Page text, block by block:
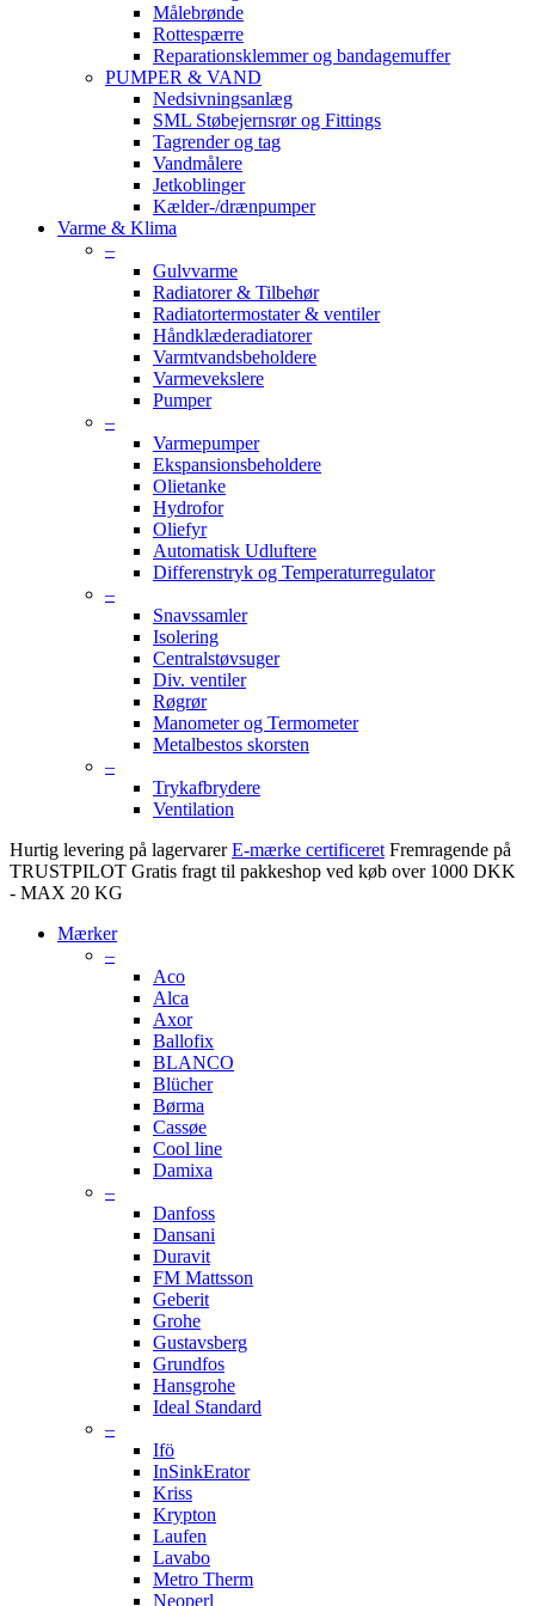
Målebrønde
Rottespærre
Reparationsklemmer og bandagemuffer
PUMPER & VAND
Nedsivningsanlæg
SML Støbejernsrør og Fittings
Tagrender og tag
Vandmålere
Jetkoblinger
Kælder-/drænpumper
Varme & Klima
–
Gulvvarme
Radiatorer & Tilbehør
Radiatortermostater & ventiler
Håndklæderadiatorer
Varmtvandsbeholdere
Varmevekslere
Pumper
–
Varmepumper
Ekspansionsbeholdere
Olietanke
Hydrofor
Oliefyr
Automatisk Udluftere
Differenstryk og Temperaturregulator
–
Snavssamler
Isolering
Centralstøvsuger
Div. ventiler
Røgrør
Manometer og Termometer
Metalbestos skorsten
–
Trykafbrydere
Ventilation
Hurtig levering på lagervarer E-mærke certificeret Fremragende på
TRUSTPILOT Gratis fragt til pakkeshop ved køb over 1000 DKK
- MAX 20 KG
Mærker
–
Aco
Alca
Axor
Ballofix
BLANCO
Blücher
Børma
Cassøe
Cool line
Damixa
–
Danfoss
Dansani
Duravit
FM Mattsson
Geberit
Grohe
Gustavsberg
Grundfos
Hansgrohe
Ideal Standard
–
Ifö
InSinkErator
Kriss
Krypton
Laufen
Lavabo
Metro Therm
Neoperl